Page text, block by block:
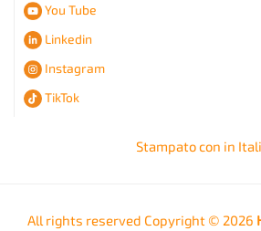
You Tube
Linkedin
Instagram
TikTok
Stampato con in
All rights reserved Copyright © 2026